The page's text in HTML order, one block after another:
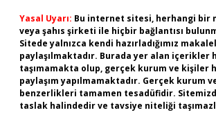
Yasal Uyarı: Bu internet sitesi, herhangi bir
veya şahıs şirketi ile hiçbir bağlantısı
Sitede yalnızca kendi hazırladığımız
paylaşılmaktadır. Burada yer alan içerikler
taşımamakta olup, gerçek kurum ve kişiler
paylaşım yapılmamaktadır. Gerçek kurum
benzerlikleri tamamen tesadüfidir.
taslak halindedir ve tavsiye niteliği